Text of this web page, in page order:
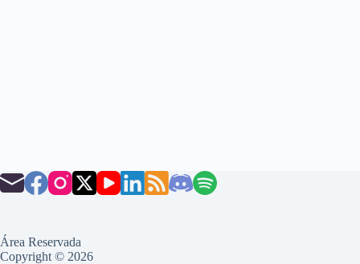
Área Reservada
Copyright © 2026